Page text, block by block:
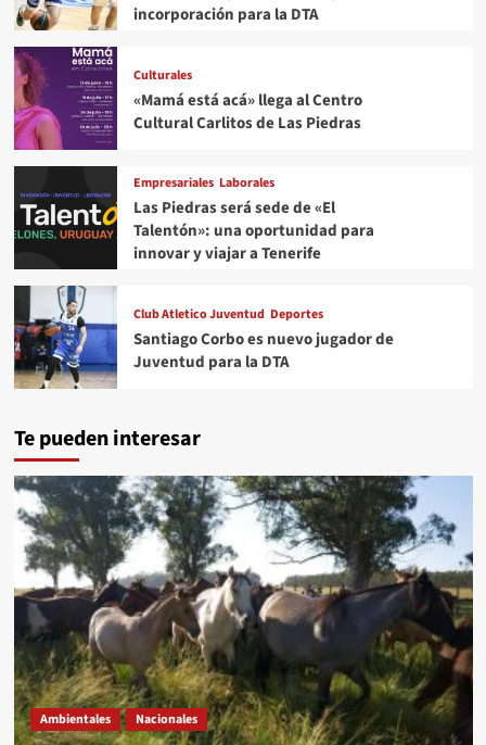
incorporación para la DTA
Culturales
«Mamá está acá» llega al Centro
Cultural Carlitos de Las Piedras
Empresariales Laborales
Las Piedras será sede de «El
Talentón»: una oportunidad para
innovar y viajar a Tenerife
Club Atletico Juventud Deportes
Santiago Corbo es nuevo jugador de
Juventud para la DTA
Te pueden interesar
Ambientales Nacionales